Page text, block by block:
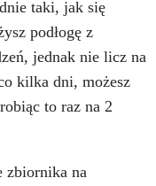
taki, jak się
podłogę z
jednak nie licz na
kilka dni, możesz
to raz na 2
zbiornika na